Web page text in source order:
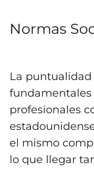
Normas
La puntualidad
profesionales
el mismo
lo que llegar